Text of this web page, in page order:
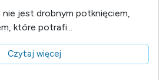
nie jest drobnym potknięciem,
które potrafi...
Czytaj więcej